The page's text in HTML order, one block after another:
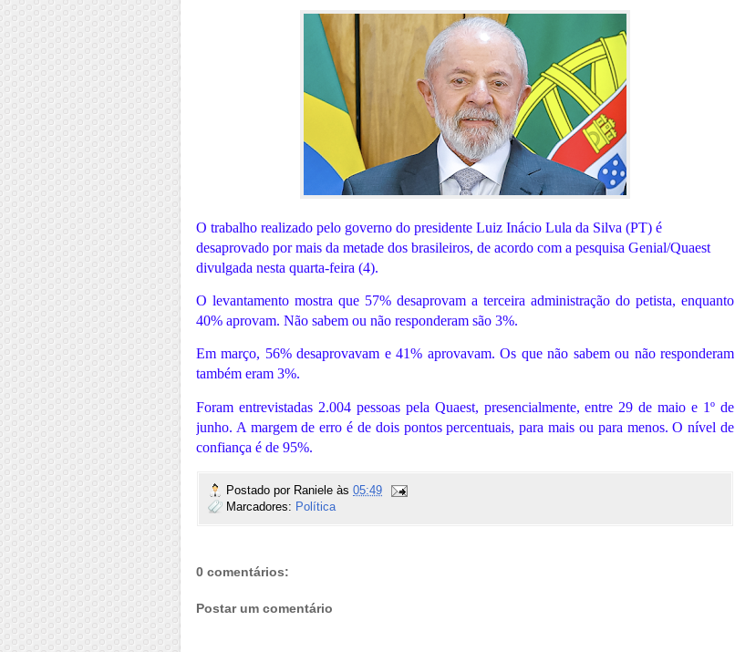
O trabalho realizado pelo governo do presidente Luiz Inácio Lula da Silva (PT) é
desaprovado por mais da metade dos brasileiros, de acordo com a pesquisa Genial/Quaest
divulgada nesta quarta-feira (4).
O levantamento mostra que 57% desaprovam a terceira administração do petista, enquanto
40% aprovam. Não sabem ou não responderam são 3%.
Em março, 56% desaprovavam e 41% aprovavam. Os que não sabem ou não responderam
também eram 3%.
Foram entrevistadas 2.004 pessoas pela Quaest, presencialmente, entre 29 de maio e 1º de
junho. A margem de erro é de dois pontos percentuais, para mais ou para menos. O nível de
confiança é de 95%.
Postado por Raniele às 05:49
Marcadores: Política
0 comentários:
Postar um comentário